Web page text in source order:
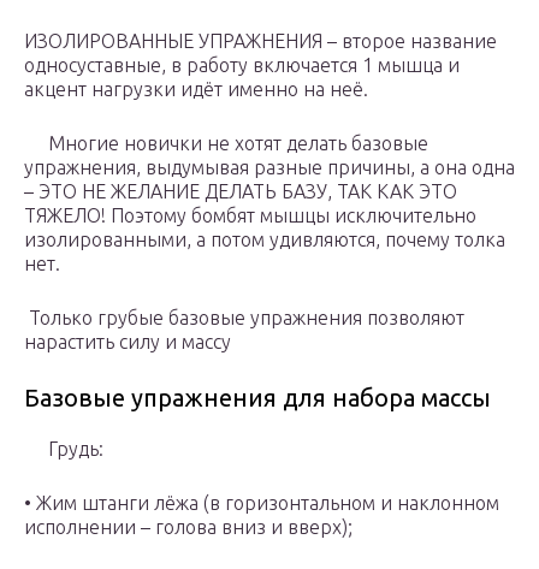
ИЗОЛИРОВАННЫЕ УПРАЖНЕНИЯ – второе название
односуставные, в работу включается 1 мышца и
акцент нагрузки идёт именно на неё.
Многие новички не хотят делать базовые
упражнения, выдумывая разные причины, а она одна
– ЭТО НЕ ЖЕЛАНИЕ ДЕЛАТЬ БАЗУ, ТАК КАК ЭТО
ТЯЖЕЛО! Поэтому бомбят мышцы исключительно
изолированными, а потом удивляются, почему толка
нет.
Только грубые базовые упражнения позволяют
нарастить силу и массу
Базовые упражнения для набора массы
Грудь:
• Жим штанги лёжа (в горизонтальном и наклонном
исполнении – голова вниз и вверх);